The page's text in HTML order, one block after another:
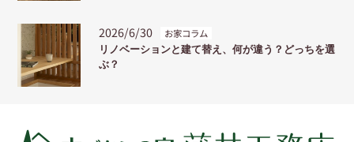
2026/6/30 お家コラム
リノベーションと建て替え、何が違う？どっちを選
ぶ？